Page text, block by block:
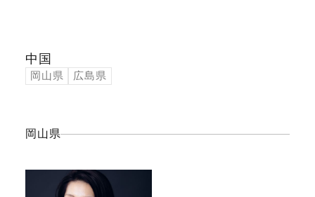
中国
岡山県 広島県
岡山県